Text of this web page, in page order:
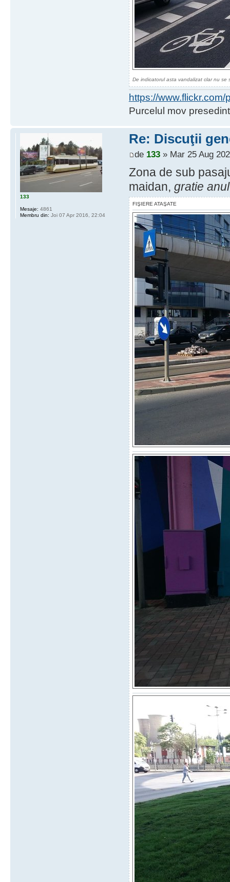
De indicatorul asta vandalizat clar nu se
https://
Purcelul mov
Re: Discuţii
de 133» Mar 25 Aug
Zona de sub
maidan, gratie
FIŞIERE ATAŞATE
133
Mesaje: 4861
Membru din: Joi 07 Apr 2016, 22:04